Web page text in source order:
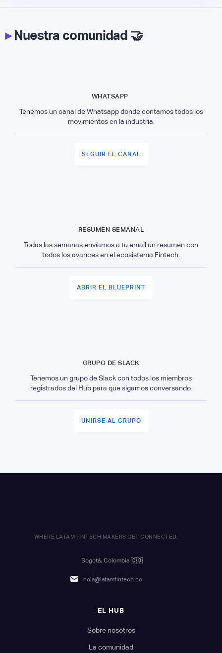
▸Nuestra comunidad 🤝
WHATSAPP
Tenemos un canal de Whatsapp donde contamos todos los
movimientos en la industria.
SEGUIR EL CANAL
RESUMEN SEMANAL
Todas las semanas envíamos a tu email un resumen con
todos los avances en el ecosistema Fintech.
ABRIR EL BLUEPRINT
GRUPO DE SLACK
Tenemos un grupo de Slack con todos los miembros
registrados del Hub para que sigamos conversando.
UNIRSE AL GRUPO
WHERE LATAM FINTECH MAKERS GET CONNECTED.
Bogotá, Colombia 🇨🇴
hola@latamfintech.co
EL HUB
Sobre nosotros
La comunidad